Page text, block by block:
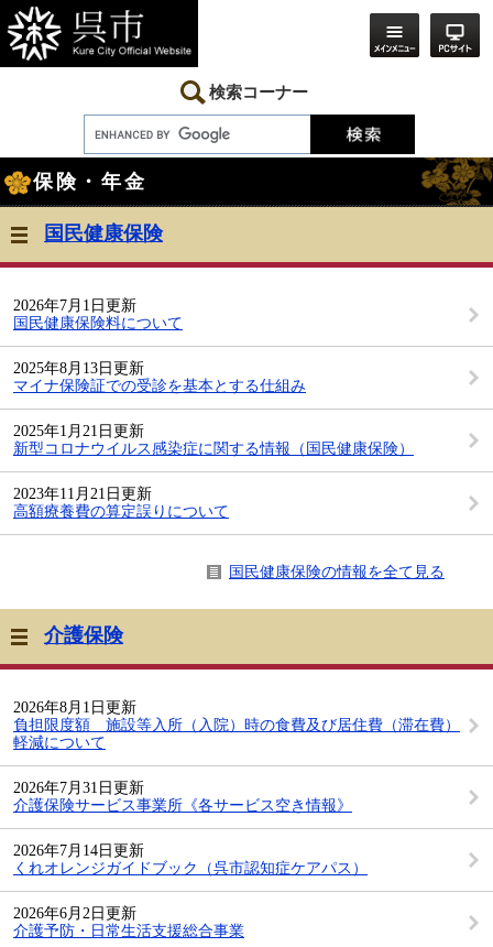
ー
ジ
の
ニ
ュ
ー
て
本
文
へ
検索コーナー
文
保険・年金
国民健康保険
2026年7月1日更新
国民健康保険料について
2025年8月13日更新
マイナ保険証での受診を基本とする仕組み
2025年1月21日更新
新型コロナウイルス感染症に関する情報（国民健康保険）
2023年11月21日更新
高額療養費の算定誤りについて
国民健康保険の情報を全て見る
介護保険
2026年8月1日更新
負担限度額 施設等入所（入院）時の食費及び居住費（滞在費）
軽減について
2026年7月31日更新
介護保険サービス事業所《各サービス空き情報》
2026年7月14日更新
くれオレンジガイドブック（呉市認知症ケアパス）
2026年6月2日更新
介護予防・日常生活支援総合事業